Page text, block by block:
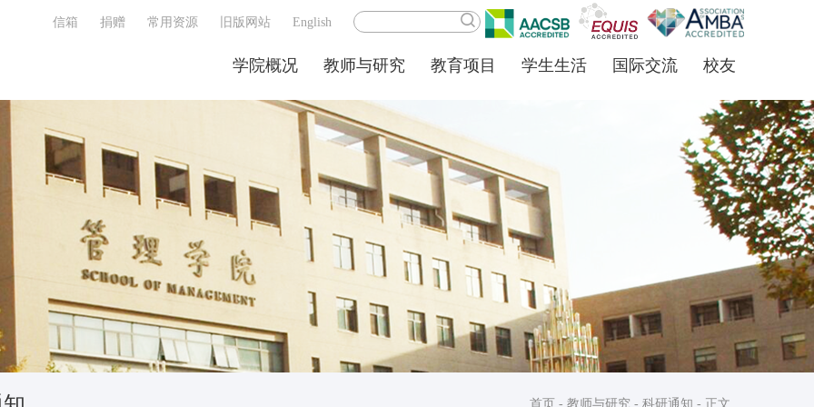
信箱 捐赠 常用资源 旧版网站 English
学院概况 教师与研究 教育项目 学生生活 国际交流 校友
首页 - 教师与研究 - 科研通知 - 正文